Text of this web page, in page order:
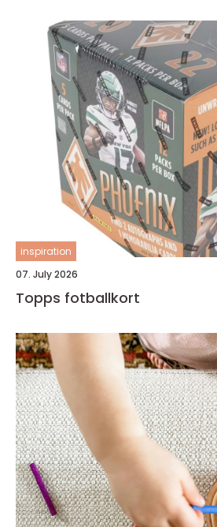
inspiration
07. July 2026
Topps fotballkort